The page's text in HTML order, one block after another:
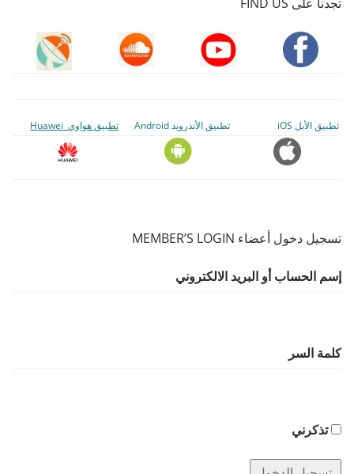
تطبيق الأبل iOS تطبيق الأندرويد Android تطبيق هواوي Huawei
تسجيل دخول أعضاء MEMBER’S LOGIN
إسم الحساب أو البريد الالكتروني
كلمة السر
تذكرني